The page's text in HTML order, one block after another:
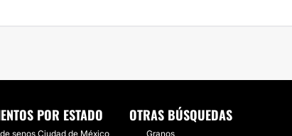
POR ESTADO
senos Ciudad de México
OTRAS BÚSQUEDAS
Granos